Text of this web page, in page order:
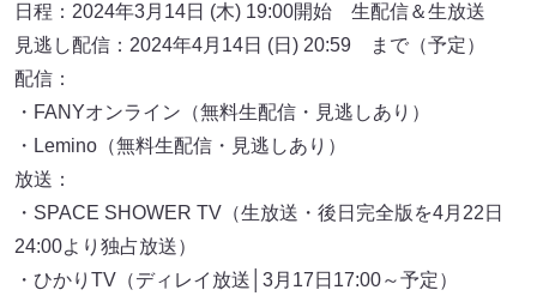
日程：2024年3月14日 (木) 19:00開始 生配信＆生放送
見逃し配信：2024年4月14日 (日) 20:59 まで（予定）
配信：
・FANYオンライン（無料生配信・見逃しあり）
・Lemino（無料生配信・見逃しあり）
放送：
・SPACE SHOWER TV（生放送・後日完全版を4月22日
24:00より独占放送）
・ひかりTV（ディレイ放送│3月17日17:00～予定）